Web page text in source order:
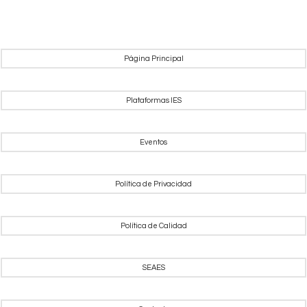
Página Principal
Plataformas IES
Eventos
Política de Privacidad
Política de Calidad
SEAES